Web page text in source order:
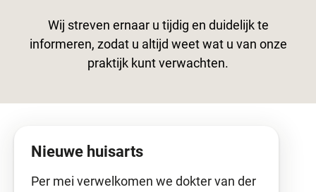
Wij streven ernaar u tijdig en duidelijk te
informeren, zodat u altijd weet wat u van onze
praktijk kunt verwachten.
Nieuwe huisarts
Per mei verwelkomen we dokter van der